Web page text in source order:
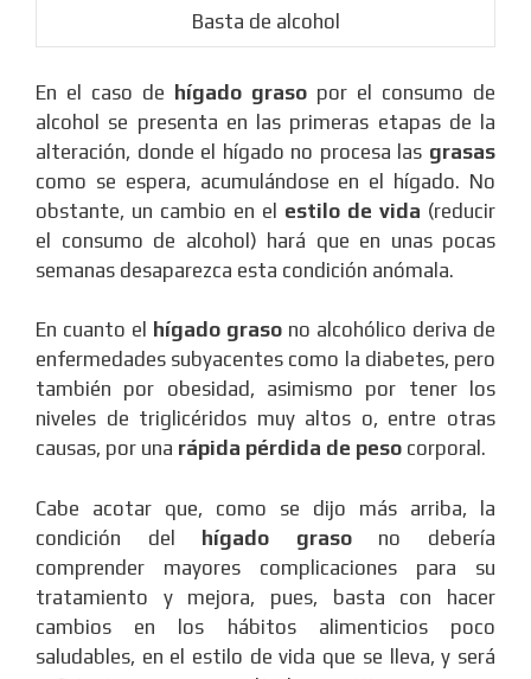
Basta de alcohol
En el caso de hígado graso por el consumo de
alcohol se presenta en las primeras etapas de la
alteración, donde el hígado no procesa las grasas
como se espera, acumulándose en el hígado. No
obstante, un cambio en el estilo de vida (reducir
el consumo de alcohol) hará que en unas pocas
semanas desaparezca esta condición anómala.
En cuanto el hígado graso no alcohólico deriva de
enfermedades subyacentes como la diabetes, pero
también por obesidad, asimismo por tener los
niveles de triglicéridos muy altos o, entre otras
causas, por una rápida pérdida de peso corporal.
Cabe acotar que, como se dijo más arriba, la
condición del hígado grasono debería
comprender mayores complicaciones para su
tratamiento y mejora, pues, basta con hacer
cambios en los hábitos alimenticios poco
saludables, en el estilo de vida que se lleva, y será